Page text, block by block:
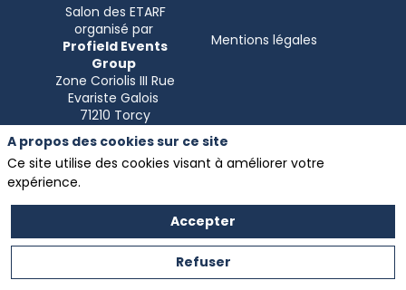
Salon des ETARF
organisé par
Profield Events
Group
Zone Coriolis III Rue
Evariste Galois
Mentions légales
Partenaire exclusif
A propos des cookies sur ce site
Ce site utilise des cookies visant à améliorer votre
expérience.
Accepter
Refuser